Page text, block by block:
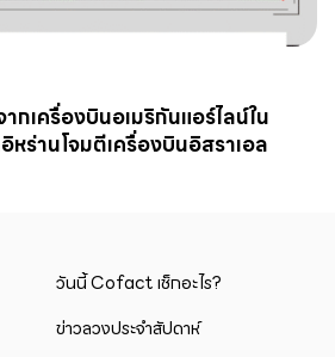
เครื่องบินอเมริกันแอร์ไลน์ใน
หร่านโจมตีเครื่องบินอิสราเอล
วันนี้ Cofact เช็กอะไร?
ข่าวลวงประจำสัปดาห์